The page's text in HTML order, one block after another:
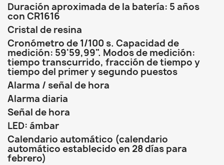
Duración aproximada de la batería: 5 años
con CR1616
Cristal de resina
Cronómetro de 1/100 s. Capacidad de
medición: 59'59,99". Modos de medición:
tiempo transcurrido, fracción de tiempo y
tiempo del primer y segundo puestos
Alarma / señal de hora
Alarma diaria
Señal de hora
LED: ámbar
Calendario automático (calendario
automático establecido en 28 días para
febrero)